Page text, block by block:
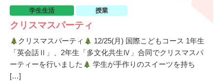
学生生活 授業
クリスマスパーティ
クリスマスパーティ
12/25(月) 国際こどもコース 1年生
「英会話Ⅱ」、2年生「多文化共生Ⅳ」合同でクリスマスパ
ーティーを行いました
学生が手作りのスイーツを持ち
[…]